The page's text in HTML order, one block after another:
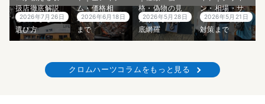
扱店徹底解説
と後悔しない
選び方
2026年7月26日
ム・価格相
場・入手方法
まで
2026年6月18日
格・偽物の見
分け方まで徹
底網羅
2026年5月28日
ン・相場・サ
イズ感・偽物
対策まで
2026年5月21日
クロムハーツコラムをもっと見る